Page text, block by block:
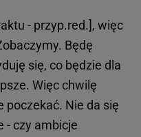
- przyp.red.], więc
Będę
się, co będzie dla
Więc chwilę
poczekać. Nie da się
- czy ambicje